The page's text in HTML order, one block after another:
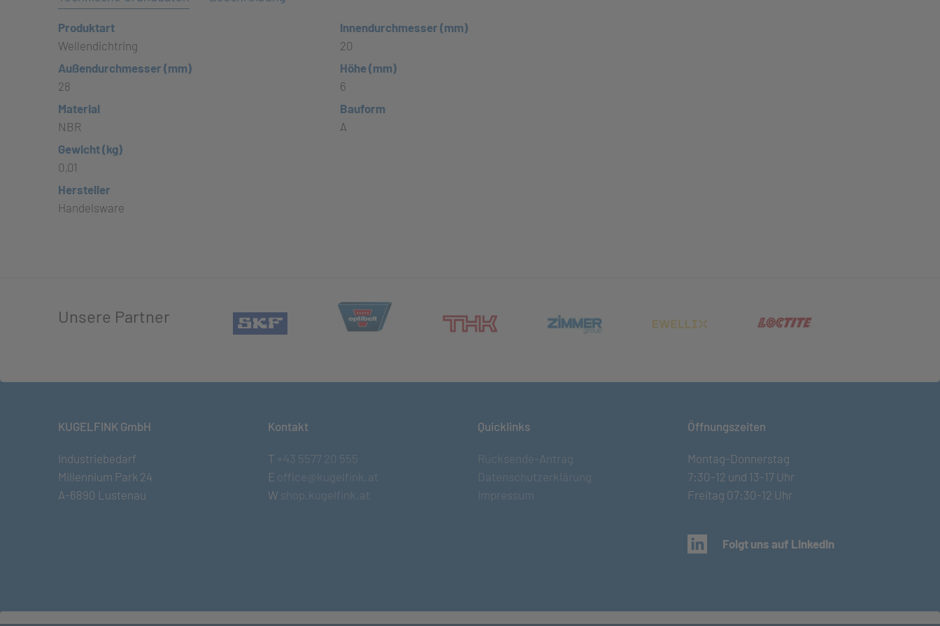
Produktart
Wellendichtring
Innendurchmesser (mm)
20
Außendurchmesser (mm)
28
Höhe (mm)
6
Material
NBR
Bauform
A
Gewicht (kg)
0,01
Hersteller
Handelsware
Unsere Partner (öffnet in neuem Tab)
(öffnet in neuem Tab)(öffnet in neuem Tab)(öffnet in neuem Tab)(öffnet in neuem Tab)
KUGELFINK GmbH
Industriebedarf
Millennium Park 24
A-6890 Lustenau
Kontakt
T +43 5577 20 555
E office@kugelfink.at
W shop.kugelfink.at
Quicklinks
Rücksende-Antrag
Datenschutzerklärung
Impressum
Öffnungszeiten
Montag-Donnerstag
7:30-12 und 13-17 Uhr
Freitag 07:30-12 Uhr
(öffnet in neuem Tab)
Folgt uns auf LinkedIn